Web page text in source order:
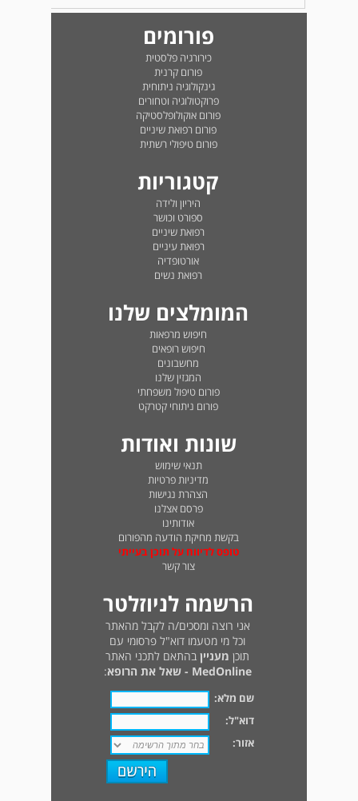
פורומים
כירורגיה פלסטית
פורום קרנית
גינקולוגיה ניתוחית
פרוקטולוגיה וטחורים
פורום אוקולופלסטיקה
פורום רפואת שיניים
פורום טיפולי רשתית
קטגוריות
היריון ולידה
ספורט וכושר
רפואת שיניים
רפואת עיניים
אורטופדיה
רפואת נשים
המומלצים שלנו
חיפוש מרפאות
חיפוש רופאים
מחשבונים
המגזין שלנו
פורום טיפול משפחתי
פורום ניתוחי קטרקט
שונות ואודות
תנאי שימוש
מדיניות פרטיות
הצהרת נגישות
פרסם אצלנו
אודותינו
בקשת מחיקת הודעה מהפורום
טופס לדיווח על תוכן בעייתי
צור קשר
הרשמה לניוזלטר
אני רוצה ומסכים/ה לקבל מהאתר
וכל מי מטעמו דוא"ל פרסומי עם
תוכן מעניין בהתאם לתכני האתר
MedOnline - שאל את הרופא
:
שם מלא:
דוא"ל:
אזור: